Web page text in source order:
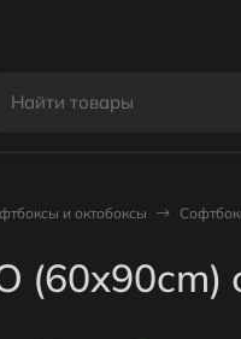
и октобоксы
(60x90cm)